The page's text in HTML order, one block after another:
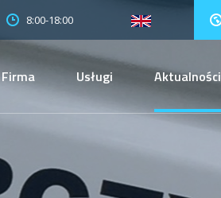
8:00-18:00
Firma Usługi Aktualności